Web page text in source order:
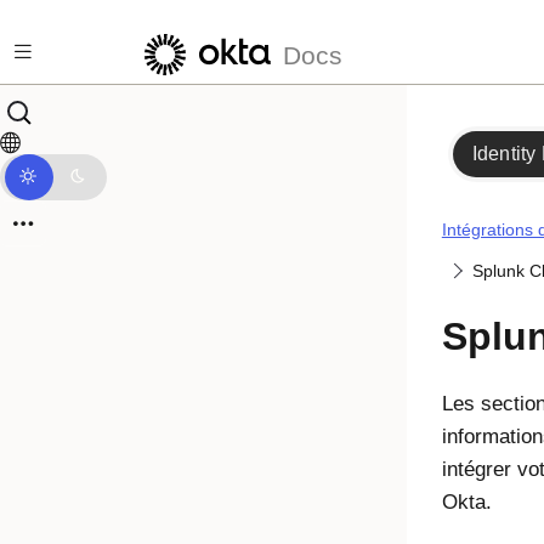
Docs
Identity
Intégrations
Splunk
Les
intégrer
Okta.